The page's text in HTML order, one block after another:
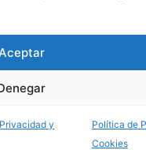
Aceptar
y
Política de
Cookies